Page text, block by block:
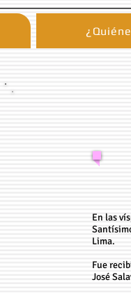
En las
Lima.
Fue
José